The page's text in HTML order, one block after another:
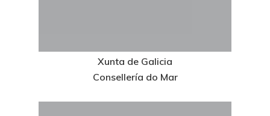
Xunta de Galicia
Consellería do Mar